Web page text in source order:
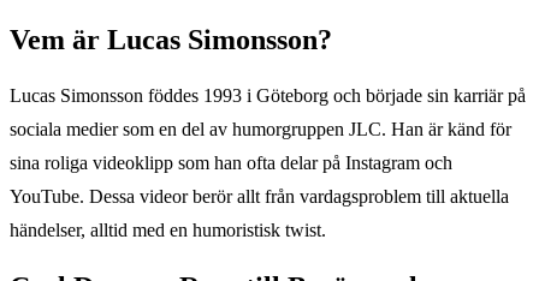
Vem är Lucas Simonsson?
Lucas Simonsson föddes 1993 i Göteborg och började sin karriär på
sociala medier som en del av humorgruppen JLC. Han är känd för
sina roliga videoklipp som han ofta delar på Instagram och
YouTube. Dessa videor berör allt från vardagsproblem till aktuella
händelser, alltid med en humoristisk twist.